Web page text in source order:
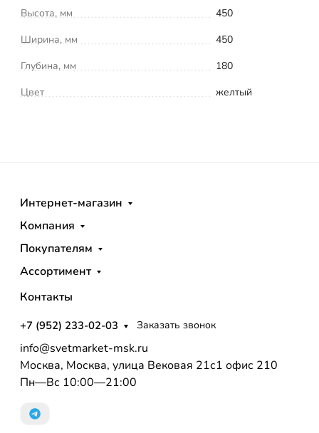
Высота, мм
450
Ширина, мм
450
Глубина, мм
180
Цвет
желтый
Интернет-магазин
Компания
Покупателям
Ассортимент
Контакты
+7 (952) 233-02-03 Заказать звонок
info@svetmarket-msk.ru
Москва, Москва, улица Вековая 21с1 офис 210
Пн—Вс 10:00—21:00